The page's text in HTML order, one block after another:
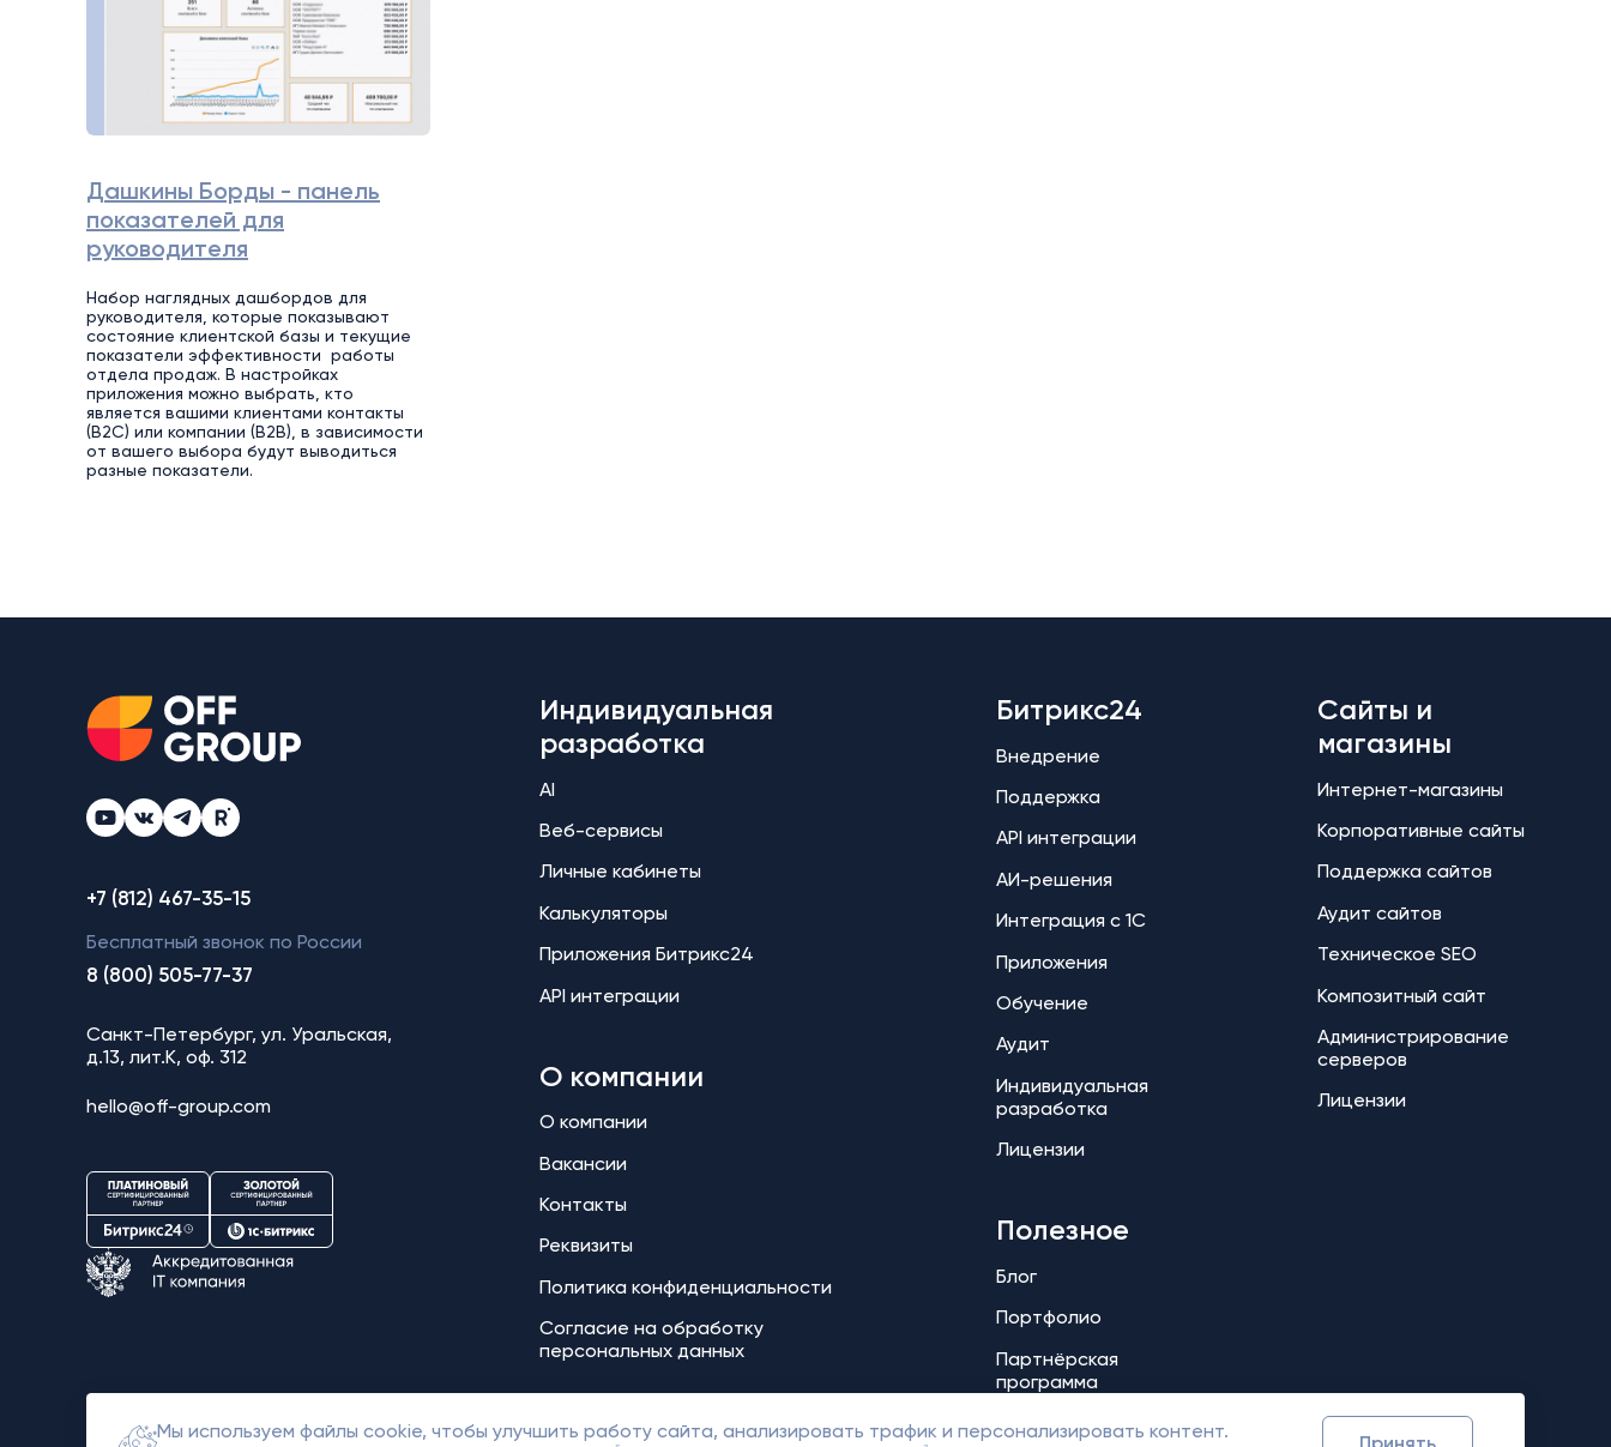
Дашкины Борды - панель
показателей для
руководителя
Набор наглядных дашбордов для
руководителя, которые показывают
состояние клиентской базы и текущие
показатели эффективности работы
отдела продаж. В настройках
приложения можно выбрать, кто
является вашими клиентами контакты
(B2C) или компании (B2B), в зависимости
от вашего выбора будут выводиться
разные показатели.
Индивидуальная
разработка
AI
Веб-сервисы
Личные кабинеты
Калькуляторы
Приложения Битрикс24
API интеграции
О компании
О компании
Вакансии
Контакты
Реквизиты
Политика конфиденциальности
Согласие на обработку
персональных данных
Битрикс24
Внедрение
Поддержка
API интеграции
АИ-решения
Интеграция с 1С
Приложения
Обучение
Аудит
Индивидуальная
разработка
Лицензии
Полезное
Блог
Портфолио
Партнёрская
программа
Сайты и
магазины
Интернет-магазины
Корпоративные сайты
Поддержка сайтов
Аудит сайтов
Техническое SEO
Композитный сайт
Администрирование
серверов
Лицензии
+7 (812) 467-35-15
Бесплатный звонок по России
8 (800) 505-77-37
Санкт-Петербург, ул. Уральская,
д.13, лит.К, оф. 312
hello@off-group.com
Мы используем файлы cookie, чтобы улучшить работу сайта, анализировать трафик и персонализировать контент.